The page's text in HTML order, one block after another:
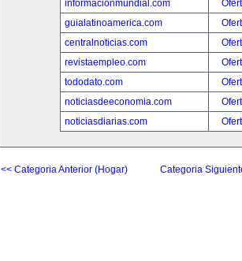
informacionmundial.com
guialatinoamerica.com
centralnoticias.com
revistaempleo.com
tododato.com
noticiasdeeconomia.com
noticiasdiarias.com
<< Categoria Anterior (Hogar) Categoria